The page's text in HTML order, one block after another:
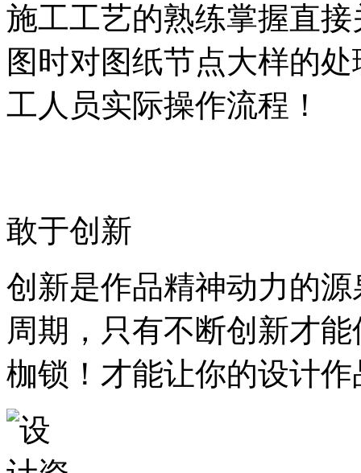
施工工艺的熟练掌握直
图时对图纸节点大样的
工人员实际操作流程！
敢于创新
创新是作品精神动力的
周期，只有不断创新才
枷锁！才能让你的设计